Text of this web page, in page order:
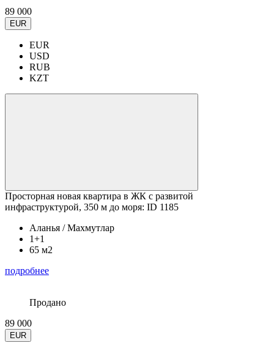
89 000
EUR
EUR
USD
RUB
KZT
Просторная новая квартира в ЖК с развитой
инфраструктурой, 350 м до моря: ID 1185
Аланья / Махмутлар
1+1
65 м2
подробнее
Продано
89 000
EUR